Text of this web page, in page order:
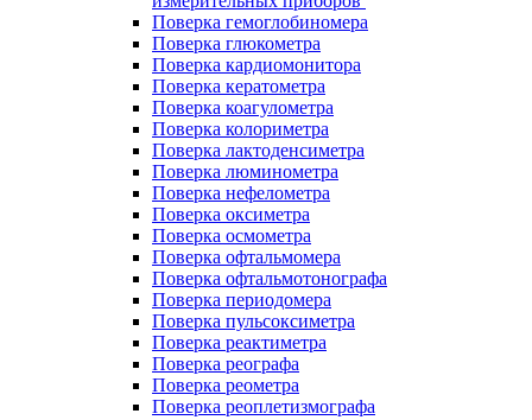
Поверка гемоглобиномера
Поверка глюкометра
Поверка кардиомонитора
Поверка кератометра
Поверка коагулометра
Поверка колориметра
Поверка лактоденсиметра
Поверка люминометра
Поверка нефелометра
Поверка оксиметра
Поверка осмометра
Поверка офтальмомера
Поверка офтальмотонографа
Поверка периодомера
Поверка пульсоксиметра
Поверка реактиметра
Поверка реографа
Поверка реометра
Поверка реоплетизмографа